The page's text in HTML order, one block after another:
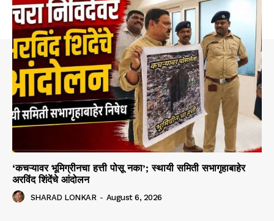
‘कचऱ्यावर भूमिग्रीनचा हत्ती पोसू नका’; स्थायी समिती सभागृहाबाहेर
अरविंद शिंदेंचे आंदोलन
SHARAD LONKAR - August 6, 2026